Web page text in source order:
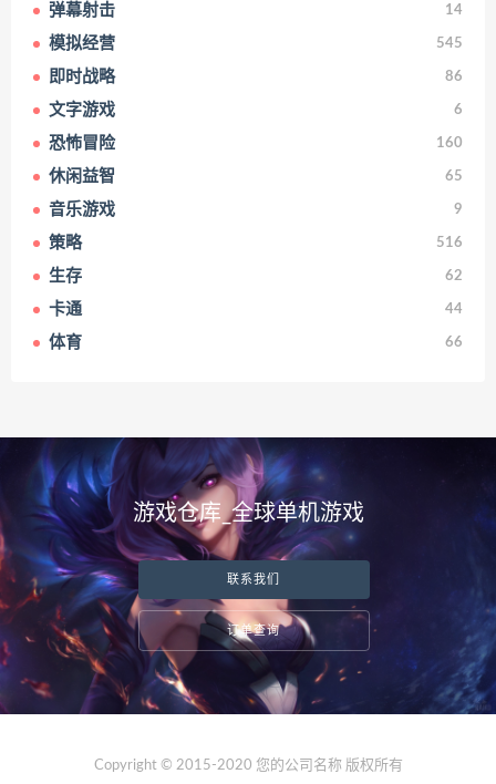
弹幕射击 14
模拟经营 545
即时战略 86
文字游戏 6
恐怖冒险 160
休闲益智 65
音乐游戏 9
策略 516
生存 62
卡通 44
体育 66
游戏仓库_全球单机游戏
联系我们
订单查询
Copyright © 2015-2020 您的公司名称 版权所有